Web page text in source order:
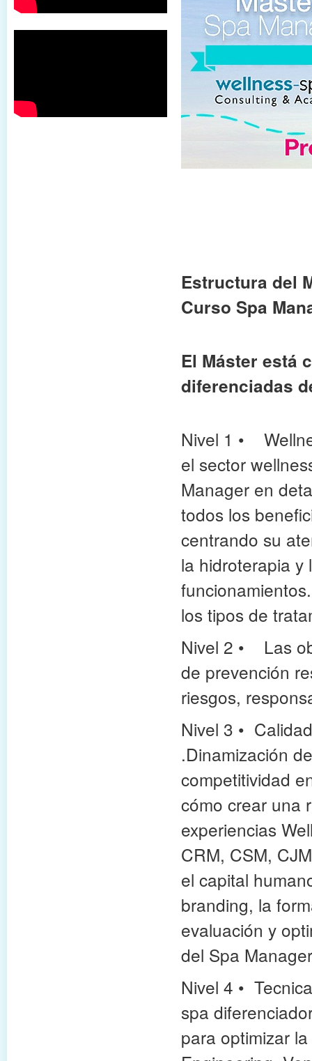
Estructura del
Curso Spa
El Máster está
diferenciadas
Nivel 1 •
el sector
Manager en
todos los
centrando su
la hidroterapia y
los tipos de
Nivel 2 • Las
de prevención
riesgos,
Nivel 3 •
.Dinamización
competitividad
cómo crear una
experiencias
CRM, CSM,
el capital
branding, la
evaluación y
del Spa
Nivel 4 • T
spa
para optimizar